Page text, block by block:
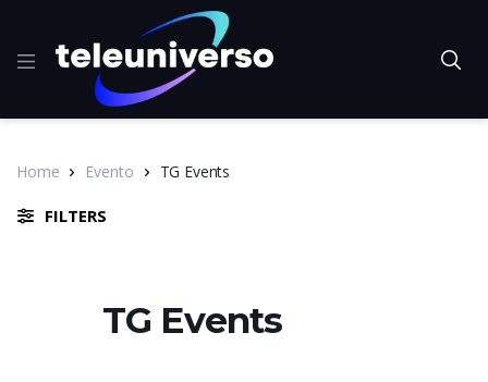
Home Evento TG Events
FILTERS
TG Events